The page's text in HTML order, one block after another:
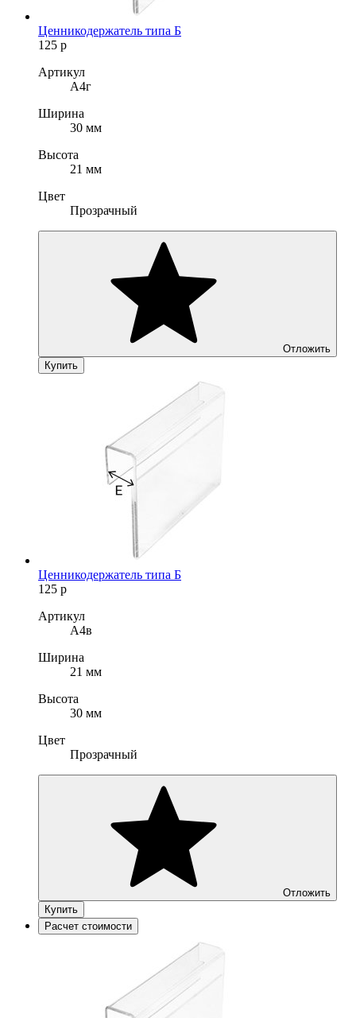
Ценникодержатель типа Б
125 р
Артикул
А4г
Ширина
30 мм
Высота
21 мм
Цвет
Прозрачный
Отложить
Купить
Ценникодержатель типа Б
125 р
Артикул
A4в
Ширина
21 мм
Высота
30 мм
Цвет
Прозрачный
Отложить
Купить
Расчет стоимости